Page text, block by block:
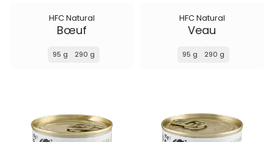
HFC Natural
Bœuf
95 g 290 g
HFC Natural
Veau
95 g 290 g